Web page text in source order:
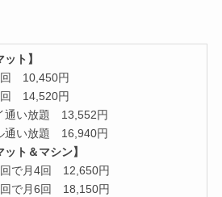
ット】
回 10,450円
回 14,520円
通い放題 13,552円
通い放題 16,940円
ット＆マシン】
で月4回 12,650円
で月6回 18,150円